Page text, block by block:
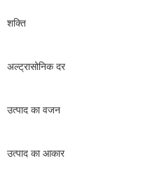
शक्ति
अल्ट्रासोनिक दर
उत्पाद का वजन
उत्पाद का आकार